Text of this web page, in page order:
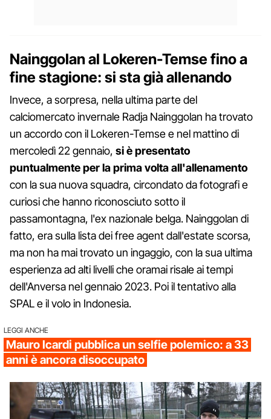
Nainggolan al Lokeren-Temse fino a
fine stagione: si sta già allenando
Invece, a sorpresa, nella ultima parte del
calciomercato invernale Radja Nainggolan ha trovato
un accordo con il Lokeren-Temse e nel mattino di
mercoledì 22 gennaio, si è presentato
puntualmente per la prima volta all'allenamento
con la sua nuova squadra, circondato da fotografi e
curiosi che hanno riconosciuto sotto il
passamontagna, l'ex nazionale belga. Nainggolan di
fatto, era sulla lista dei free agent dall'estate scorsa,
ma non ha mai trovato un ingaggio, con la sua ultima
esperienza ad alti livelli che oramai risale ai tempi
dell'Anversa nel gennaio 2023. Poi il tentativo alla
SPAL e il volo in Indonesia.
LEGGI ANCHE
Mauro Icardi pubblica un selfie polemico: a 33
anni è ancora disoccupato